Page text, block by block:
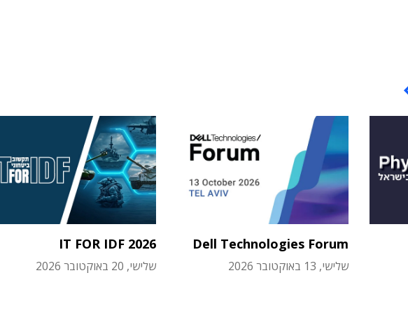
Dell Technologies Forum
שלישי, 13 באוקטובר 2026
IT FOR IDF 2026
שלישי, 20 באוקטובר 2026